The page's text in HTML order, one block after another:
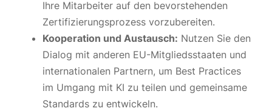
Ihre Mitarbeiter auf den bevorstehenden
Zertifizierungsprozess vorzubereiten.
Kooperation und Austausch: Nutzen Sie den
Dialog mit anderen EU-Mitgliedsstaaten und
internationalen Partnern, um Best Practices
im Umgang mit KI zu teilen und gemeinsame
Standards zu entwickeln.